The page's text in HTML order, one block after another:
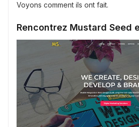
Voyons comment ils ont fait.
Rencontrez Mustard Seed